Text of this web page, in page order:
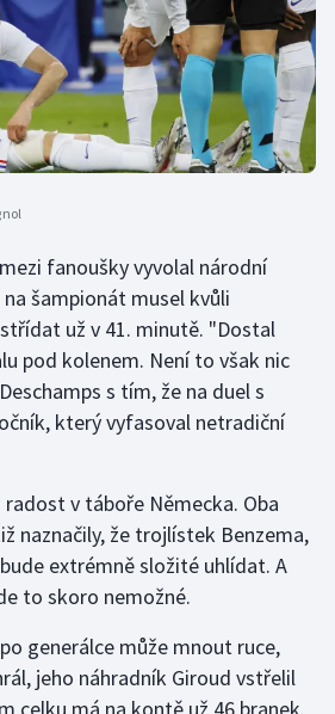
fanoušky vyvolal národní
na šampionát musel kvůli
už v 41. minutě. "Dostal
pod kolenem. Není to však nic
s tím, že na duel s
který vyfasoval netradiční
v táboře Německa. Oba
naznačily, že trojlístek Benzema,
extrémně složité uhlídat. A
to skoro nemožné.
generálce může mnout ruce,
jeho náhradník Giroud vstřelil